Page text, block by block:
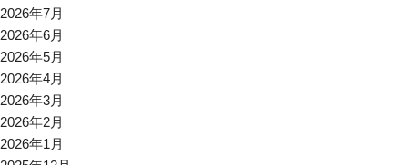
2026年7月
2026年6月
2026年5月
2026年4月
2026年3月
2026年2月
2026年1月